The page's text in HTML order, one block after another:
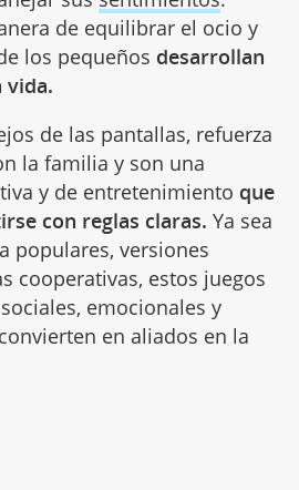
de equilibrar el ocio y
los pequeños desarrollan
vida.
de las pantallas, refuerza
la familia y son una
y de entretenimiento que
con reglas claras. Ya sea
populares, versiones
cooperativas, estos juegos
emocionales y
en aliados en la